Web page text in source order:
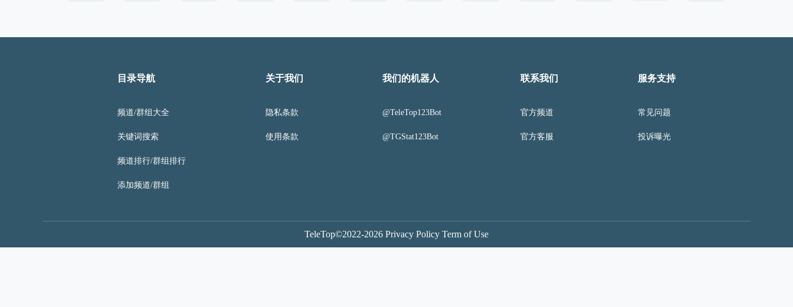
目录导航
频道/群组大全
关键词搜索
频道排行/群组排行
添加频道/群组
关于我们
隐私条款
使用条款
我们的机器人
@TeleTop123Bot
@TGStat123Bot
联系我们
官方频道
官方客服
服务支持
常见问题
投诉曝光
TeleTop©2022-2026 Privacy Policy Term of Use